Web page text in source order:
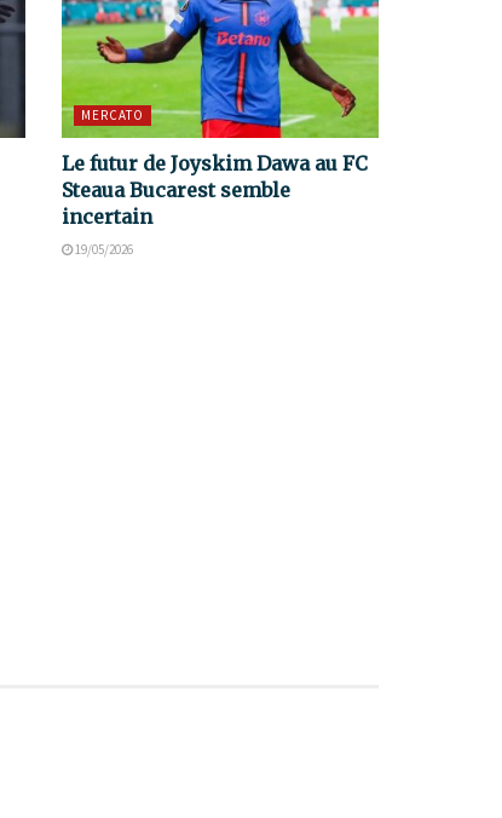
MERCATO
Le futur de Joyskim Dawa au FC
Steaua Bucarest semble
incertain
19/05/2026